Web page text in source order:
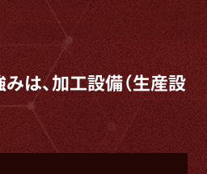
は、加工設備（生産設